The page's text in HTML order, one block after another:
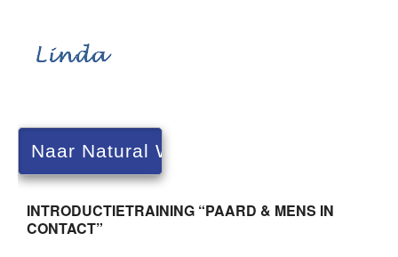
INTRODUCTIETRAINING “PAARD & MENS IN
CONTACT”